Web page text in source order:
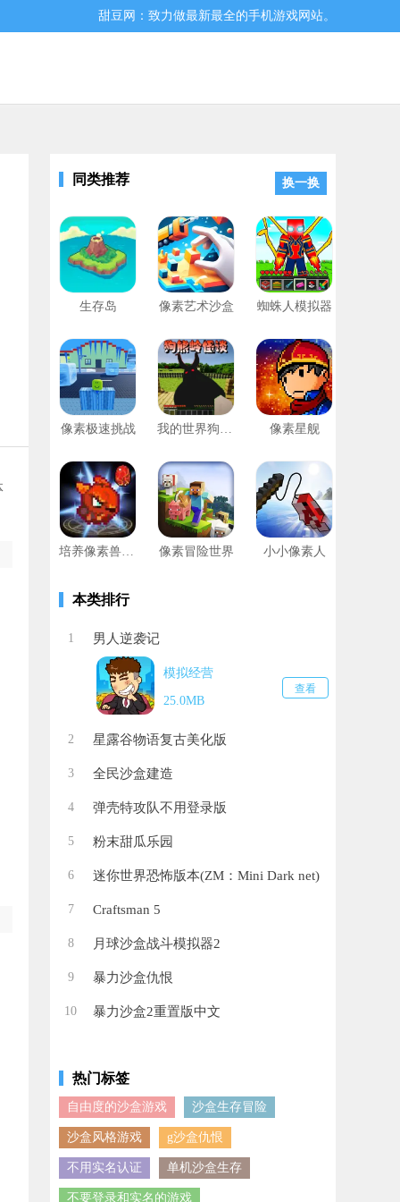
甜豆网：致力做最新最全的手机游戏网站。
收集足够的工具，在必要的时候可保护你，感兴趣的小伙伴快来下载
同类推荐 换一换
生存岛 像素艺术沙盒 蜘蛛人模拟器
像素极速挑战 我的世界狗熊岭怪谈模组 像素星舰
培养像素兽大师 像素冒险世界 小小像素人
本类排行
1 男人逆袭记
模拟经营
25.0MB
查看
2 星露谷物语复古美化版
3 全民沙盒建造
4 弹壳特攻队不用登录版
5 粉末甜瓜乐园
6 迷你世界恐怖版本(ZM：Mini Dark net)
7 Craftsman 5
8 月球沙盒战斗模拟器2
9 暴力沙盒仇恨
10 暴力沙盒2重置版中文
热门标签
自由度的沙盒游戏 沙盒生存冒险
沙盒风格游戏 g沙盒仇恨
不用实名认证 单机沙盒生存
不要登录和实名的游戏